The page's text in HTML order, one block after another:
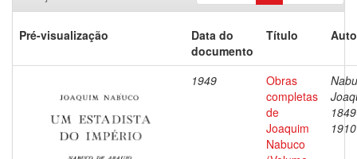
Pré-visualização
Data do
documento
Título
1949
Obras
completas
de
Joaquim
Nabuco
1910